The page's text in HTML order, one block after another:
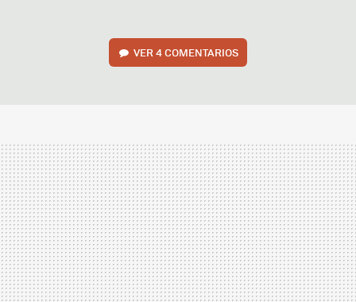
VER4 COMENTARIOS